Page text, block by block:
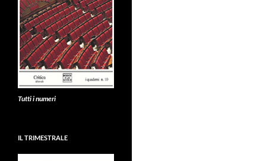
Tutti i numeri
IL TRIMESTRALE